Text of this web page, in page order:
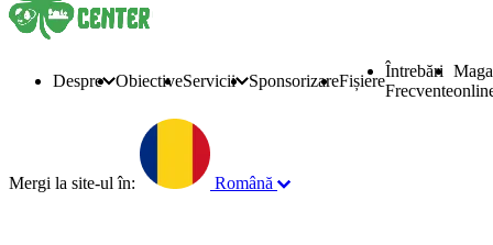
Despre ObiectiveServicii SponsorizareFișiere
Întrebări
Frecvente
Mergi la site-ul în: Română